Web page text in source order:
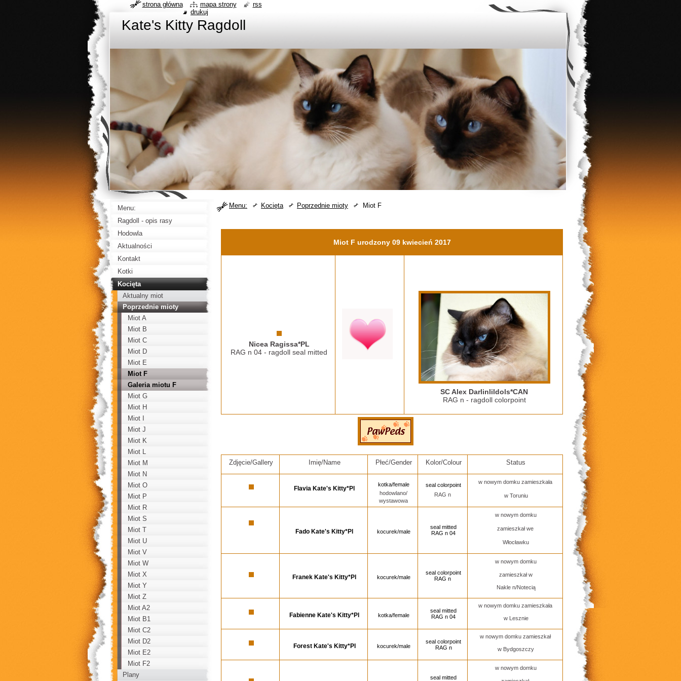
Kate's Kitty Ragdoll
Menu: Kocięta Poprzednie mioty Miot F
Miot F urodzony 09 kwiecień 2017
Nicea Ragissa*PL
RAG n 04 - ragdoll seal mitted
SC Alex Darlinlildols*CAN
RAG n - ragdoll colorpoint
Zdjęcie/Gallery Imię/Name Płeć/Gender Kolor/Colour Status
Flavia Kate's Kitty*Pl
kotka/female
hodowlano/
wystawowa
seal colorpoint
RAG n
w nowym domku zamieszkała
w Toruniu
Fado Kate's Kitty*Pl kocurek/male
seal mitted
RAG n 04
w nowym domku
zamieszkał we
Włocławku
Franek Kate's Kitty*Pl kocurek/male
seal colorpoint
RAG n
w nowym domku
zamieszkał w
Nakle n/Notecią
Fabienne Kate's Kitty*Pl kotka/female
seal mitted
RAG n 04
w nowym domku zamieszkała
w Lesznie
Forest Kate's Kitty*Pl kocurek/male
seal colorpoint
RAG n
w nowym domku zamieszkał
w Bydgoszczy
seal mitted
w nowym domku
Menu:
Ragdoll - opis rasy
Hodowla
Aktualności
Kontakt
Kotki
Kocięta
Aktualny miot
Poprzednie mioty
Miot A
Miot B
Miot C
Miot D
Miot E
Miot F
Galeria miotu F
Miot G
Miot H
Miot I
Miot J
Miot K
Miot L
Miot M
Miot N
Miot O
Miot P
Miot R
Miot S
Miot T
Miot U
Miot V
Miot W
Miot X
Miot Y
Miot Z
Miot A2
Miot B1
Miot C2
Miot D2
Miot E2
Miot F2
Plany
strona główna mapa strony
rss
drukuj